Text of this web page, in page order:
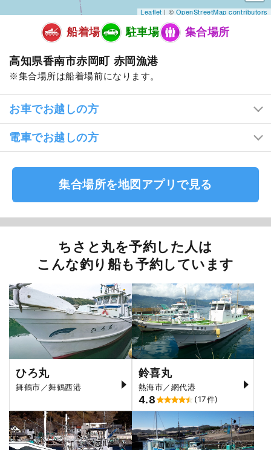
Leaflet| ©OpenStreetMap contributors
船着場 駐車場 集合場所
高知県香南市赤岡町 赤岡漁港
集合場所は船着場前になります。
お車でお越しの方
電車でお越しの方
集合場所を地図アプリで見る
ちさと丸を予約した人は
こんな釣り船も予約しています
ひろ丸
舞鶴市／舞鶴西港
鈴喜丸
熱海市／網代港
4.8 (17件)